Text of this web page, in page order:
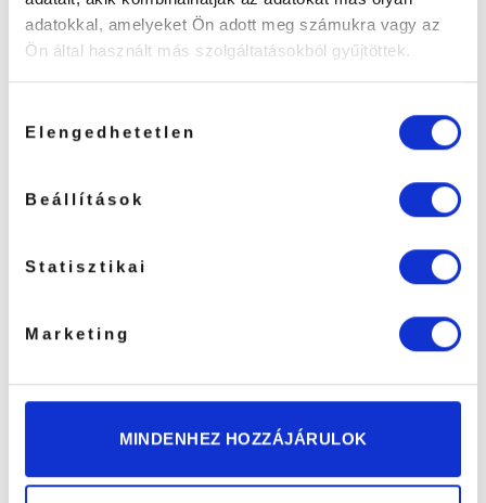
adatokkal, amelyeket Ön adott meg számukra vagy az
Ön által használt más szolgáltatásokból gyűjtöttek.
kiválasztása
Elengedhetetlen
Beállítások
Statisztikai
Marketing
MINDENHEZ HOZZÁJÁRULOK
Costopia Szív Alakú
Glow-up Boosting Gél
1190 Ft